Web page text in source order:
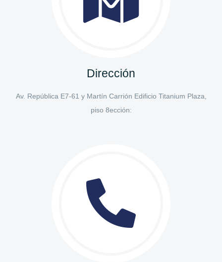
Dirección
Av. República E7-61 y Martín Carrión Edificio Titanium Plaza,
piso 8ección: